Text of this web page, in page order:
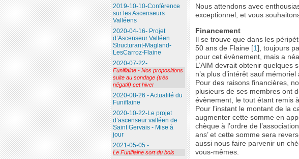
Nous attendons avec
exceptionnel, et vous
Financement
Il se trouve que dans les
50 ans de Flaine [1 ] , toujours
pour cet évènement, mais a
L’AIM devrait obtenir quelques
n’a plus d’intérêt sauf
Pour des raisons financières,
plusieurs de ses membres ont
évènement, le tout étant remis à
Pour l’instant le montant de la
augmenter cette somme en
chèque à l’ordre de
ans’ et cette somme sera
aussi nous faire parvenir un
vous-mêmes.
2019-10-10-Conférence
sur les Ascenseurs
Valléens
2020-04-16- Projet
d’Ascenseur Valléen
Structurant-Magland-
LesCarroz-Flaine
2020-07-22-
Funiflaine - Nos propositions
suite au sondage (très
négatif) cet hiver
2020-08-26 - Actualité du
Funiflaine
2020-10-22-Le projet
d’ascenseur valléen de
Saint Gervais - Mise à
jour
2021-05-05 -
Le Funiflaine sort du bois